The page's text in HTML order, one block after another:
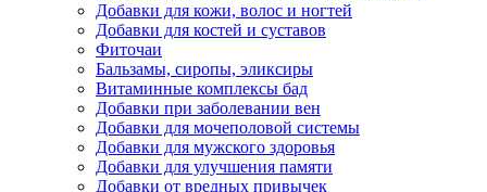
Добавки для кожи, волос и ногтей
Добавки для костей и суставов
Фиточаи
Бальзамы, сиропы, эликсиры
Витаминные комплексы бад
Добавки при заболевании вен
Добавки для мочеполовой системы
Добавки для мужского здоровья
Добавки для улучшения памяти
Добавки от вредных привычек